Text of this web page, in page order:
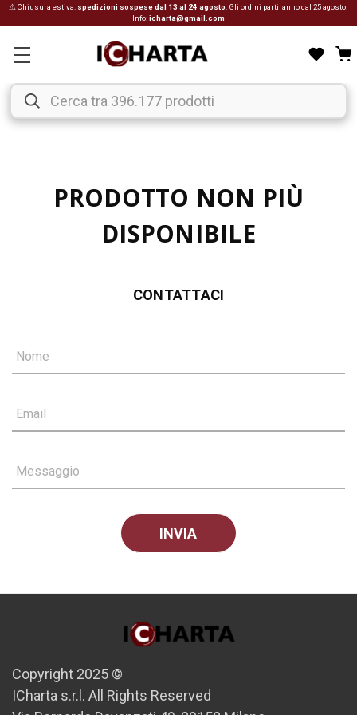
⚠ Chiusura estiva: spedizioni sospese dal 13 al 24 agosto . Gli ordini partiranno dal 25 agosto.
Info:icharta@gmail.com
PRODOTTO NON PIÙ
DISPONIBILE
CONTATTACI
Nome
Email
Messaggio
Copyright 2025 ©
ICharta s.r.l. All Rights Reserved